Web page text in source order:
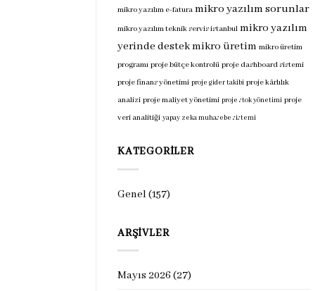
mikro yazılım e-fatura mikro yazılım sorunlar
mikro yazılım teknik servis istanbul mikro yazılım
yerinde destekmikro üretim mikro üretim
programı proje bütçe kontrolü proje dashboard sistemi
proje finans yönetimi proje gider takibi proje kârlılık
analizi proje maliyet yönetimi proje stok yönetimi proje
veri analitiği yapay zeka muhasebe sistemi
KATEGORILER
Genel(157)
ARŞIVLER
Mayıs 2026 (27)